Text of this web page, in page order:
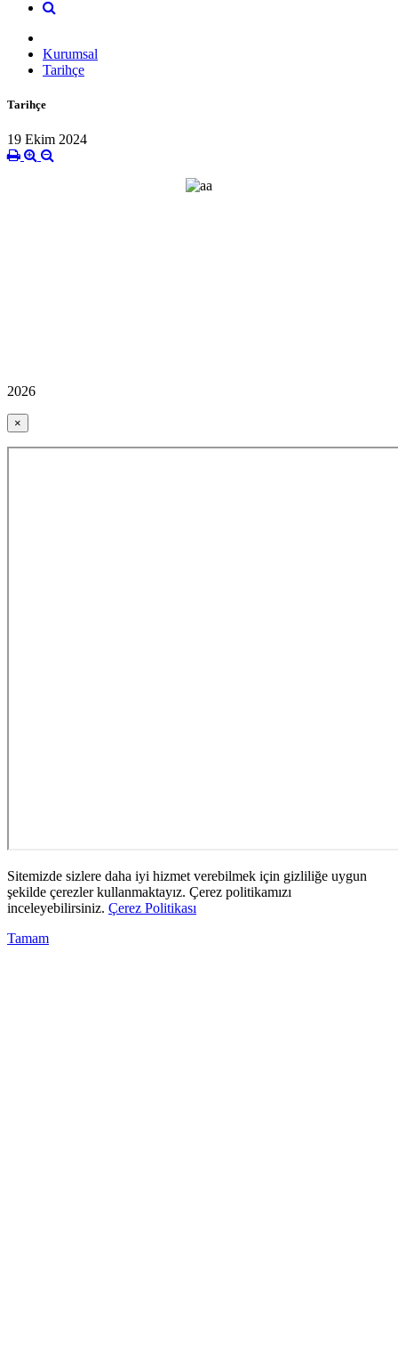
Kurumsal
Tarihçe
Tarihçe
19 Ekim 2024
2026
×
Sitemizde sizlere daha iyi hizmet verebilmek için gizliliğe uygun
şekilde çerezler kullanmaktayız. Çerez politikamızı
inceleyebilirsiniz. Çerez Politikası
Tamam